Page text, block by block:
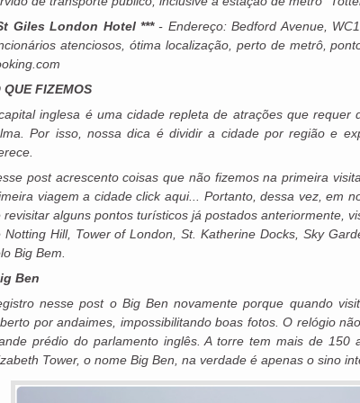
Giles London Hotel ***- Endereço: Bedford Avenue,
atenciosos, ótima localização, perto de metrô,
QUE FIZEMOS
inglesa é uma cidade repleta de atrações que requer
Por isso, nossa dica é dividir a cidade por região e
post acrescento coisas que não fizemos na primeira
viagem a cidade click aqui... Portanto, dessa vez, em
revisitar alguns pontos turísticos já postados anteriormente,
Notting Hill, Tower of London, St. Katherine Docks, Sky
Big Bem.
Ben
nesse post o Big Ben novamente porque quando
por andaimes, impossibilitando boas fotos. O relógio
prédio do parlamento inglês. A torre tem mais de 150
Tower, o nome Big Ben, na verdade é apenas o sino